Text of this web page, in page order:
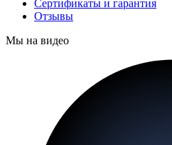
Сертификаты и гарантия
Отзывы
Мы на видео